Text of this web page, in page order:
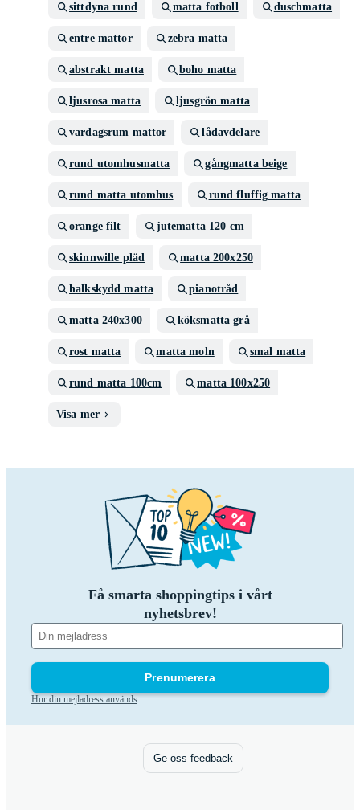
sittdyna rund matta fotboll duschmatta
entre mattor zebra matta
abstrakt matta boho matta
ljusrosa matta ljusgrön matta
vardagsrum mattor lådavdelare
rund utomhusmatta gångmatta beige
rund matta utomhus rund fluffig matta
orange filt jutematta 120 cm
skinnwille pläd matta 200x250
halkskydd matta pianotråd
matta 240x300 köksmatta grå
rost matta matta moln smal matta
rund matta 100cm matta 100x250
Visa mer
Få smarta shoppingtips i vårt
nyhetsbrev!
Prenumerera
Hur din mejladress används
Ge oss feedback